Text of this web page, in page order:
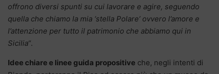
offrono diversi spunti su cui lavorare e agire, seguendo
quella che chiamo la mia ‘stella Polare’ ovvero l’amore e
l’attenzione per tutto il patrimonio che abbiamo qui in
Sicilia“.
Idee chiare e linee guida propositive che, negli intenti di